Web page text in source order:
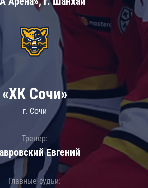
«ХК Сочи»
г. Сочи
Тренер:
Евгений
Главные судьи: